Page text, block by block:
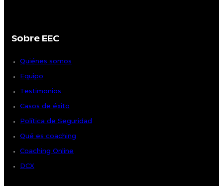
Sobre EEC
Quiénes somos
Equipo
Testimonios
Casos de éxito
Política de Seguridad
Qué es coaching
Coaching Online
DCX